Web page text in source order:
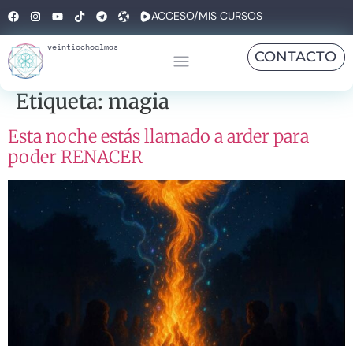
ACCESO/MIS CURSOS
veintiochoalmas
CONTACTO
Etiqueta:magia
Esta noche estás llamado a arder para
poder RENACER